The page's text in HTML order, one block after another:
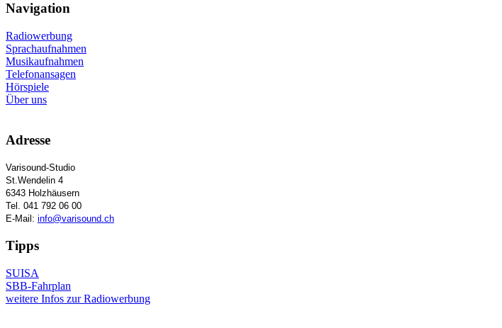
Navigation
Radiowerbung
Sprachaufnahmen
Musikaufnahmen
Telefonansagen
Hörspiele
Über uns
Adresse
Varisound-Studio
St.Wendelin 4
6343 Holzhäusern
Tel. 041 792 06 00
E-Mail: info@varisound.ch
Tipps
SUISA
SBB-Fahrplan
weitere Infos zur Radiowerbung